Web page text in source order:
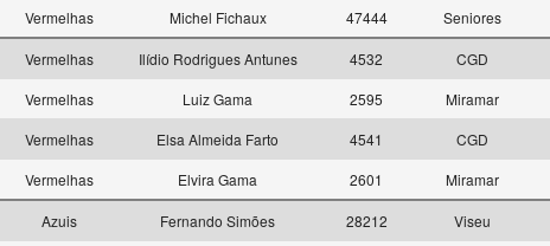
Vermelhas Michel Fichaux 47444 Seniores
Vermelhas Ilídio Rodrigues Antunes 4532 CGD
Vermelhas Luiz Gama 2595 Miramar
Vermelhas Elsa Almeida Farto 4541 CGD
Vermelhas Elvira Gama 2601 Miramar
Azuis Fernando Simões 28212 Viseu